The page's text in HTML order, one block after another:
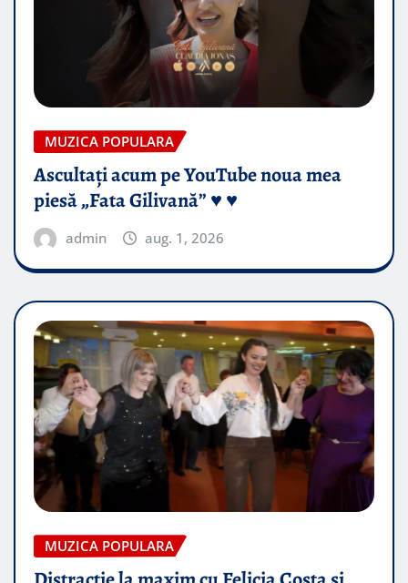
MUZICA POPULARA
Ascultați acum pe YouTube noua mea
piesă „Fata Gilivană” ♥️ ♥️
admin aug. 1, 2026
MUZICA POPULARA